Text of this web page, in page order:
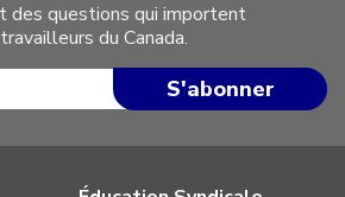
des questions qui importent
du Canada.